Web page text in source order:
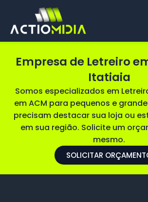
Empresa de Letreiro
Itatiaia
Somos especializados em
em ACM para pequenos e
precisam destacar sua loja ou
em sua região. Solicite um
mesmo.
SOLICITAR